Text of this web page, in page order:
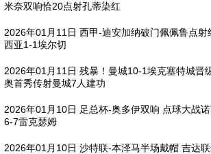
米奈双响恰20点射孔蒂染红
2026年01月11日 西甲-迪安加纳破门佩佩鲁点射
西亚1-1埃尔切
2026年01月11日 残暴！曼城10-1埃克塞特城晋
奥首秀传射曼城7人建功
2026年01月10日 足总杯-奥多伊双响 点球大战
6-7雷克瑟姆
2026年01月10日 沙特联-本泽马半场戴帽 吉达